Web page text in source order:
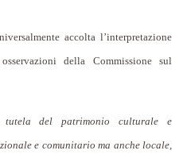
accolta l’interpretazione
della Commissione sul
tutela del patrimonio culturale e
e comunitario ma anche locale,